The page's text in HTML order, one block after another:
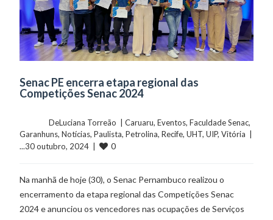
Senac PE encerra etapa regional das
Competições Senac 2024
	    	DeLuciana Torreão  |
Caruaru, Eventos, Faculdade Senac
Garanhuns, Notícias, Paulista, Petrolina, Recife, UHT, UIP, Vitória
...30 outubro, 2024  |
0
Na manhã de hoje (30), o Senac Pernambuco realizou o
encerramento da etapa regional das Competições Senac
2024 e anunciou os vencedores nas ocupações de Serviços